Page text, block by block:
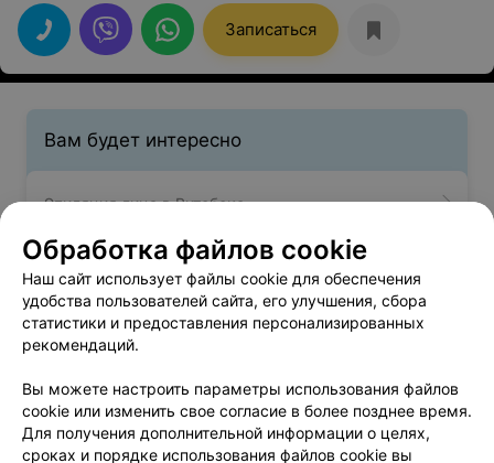
Записаться
Вам будет интересно
Эпиляция лица в Витебске
Эпиляция щек в Витебске
Окрашивание бровей краской в Витебске
Обработка файлов cookie
Наш сайт использует файлы cookie для обеспечения
удобства пользователей сайта, его улучшения, сбора
статистики и предоставления персонализированных
рекомендаций.
Вы можете настроить параметры использования файлов
cookie или изменить свое согласие в более позднее время.
Для получения дополнительной информации о целях,
сроках и порядке использования файлов cookie вы